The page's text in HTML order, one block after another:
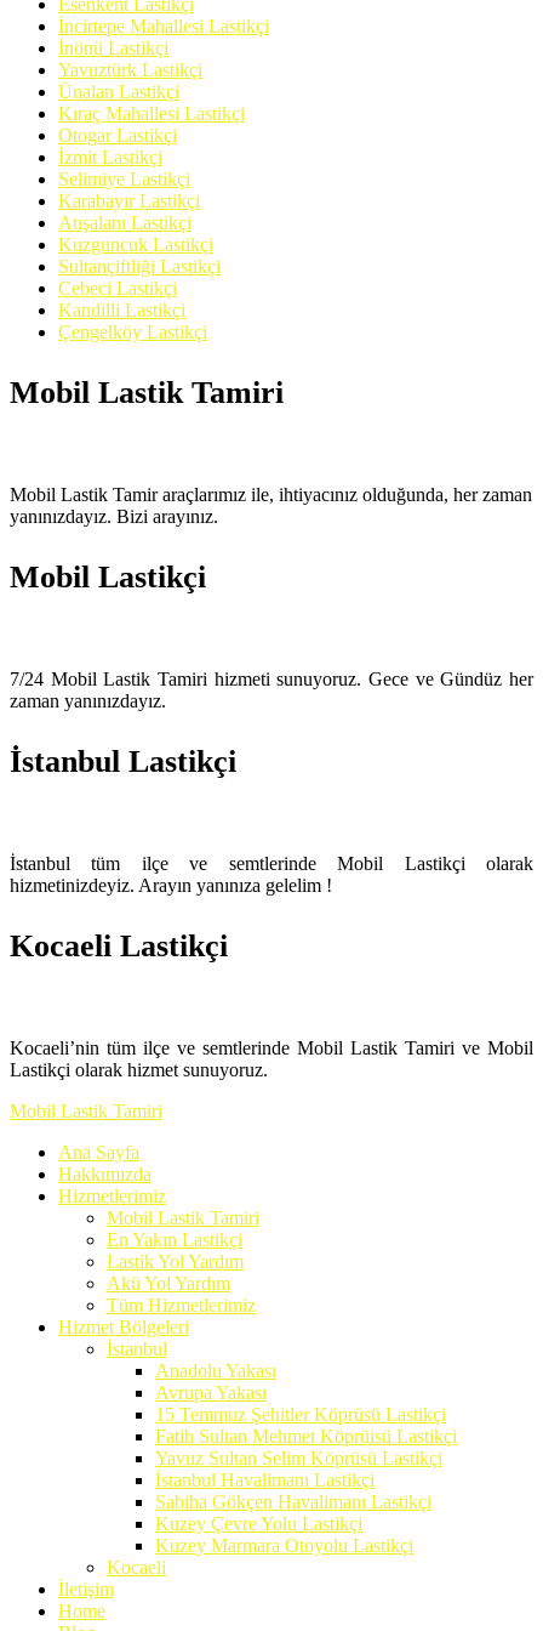
İncirtepe Mahallesi Lastikçi
İnönü Lastikçi
Yavuztürk Lastikçi
Ünalan Lastikçi
Kıraç Mahallesi Lastikçi
Otogar Lastikçi
İzmit Lastikçi
Selimiye Lastikçi
Karabayır Lastikçi
Atışalanı Lastikçi
Kuzguncuk Lastikçi
Sultançiftliği Lastikçi
Cebeci Lastikçi
Kandilli Lastikçi
Çengelköy Lastikçi
Mobil Lastik Tamiri
Mobil Lastik Tamir araçlarımız ile, ihtiyacınız olduğunda, her zaman
yanınızdayız. Bizi arayınız.
Mobil Lastikçi
7/24 Mobil Lastik Tamiri hizmeti sunuyoruz. Gece ve Gündüz her
zaman yanınızdayız.
İstanbul Lastikçi
İstanbul tüm ilçe ve semtlerinde Mobil Lastikçi olarak
hizmetinizdeyiz. Arayın yanınıza gelelim !
Kocaeli Lastikçi
Kocaeli’nin tüm ilçe ve semtlerinde Mobil Lastik Tamiri ve Mobil
Lastikçi olarak hizmet sunuyoruz.
Mobil Lastik Tamiri
Ana Sayfa
Hakkımızda
Hizmetlerimiz
Mobil Lastik Tamiri
En Yakın Lastikçi
Lastik Yol Yardım
Akü Yol Yardım
Tüm Hizmetlerimiz
Hizmet Bölgeleri
İstanbul
Anadolu Yakası
Avrupa Yakası
15 Temmuz Şehitler Köprüsü Lastikçi
Fatih Sultan Mehmet Köprüisü Lastikçi
Yavuz Sultan Selim Köprüsü Lastikçi
İstanbul Havalimanı Lastikçi
Sabiha Gökçen Havalimanı Lastikçi
Kuzey Çevre Yolu Lastikçi
Kuzey Marmara Otoyolu Lastikçi
Kocaeli
İletişim
Home